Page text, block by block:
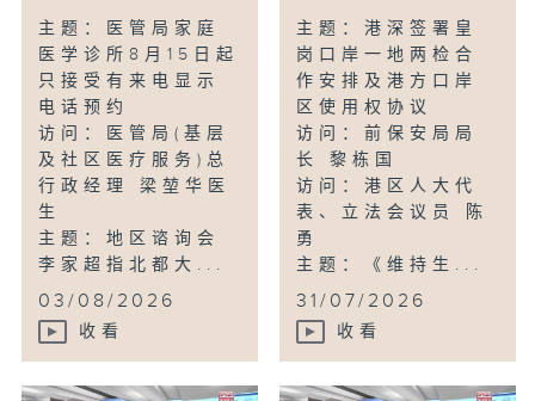
主题：医管局家庭
医学诊所8月15日起
只接受有来电显示
电话预约
访问：医管局(基层
及社区医疗服务)总
行政经理 梁堃华医
生
主题：地区谘询会
李家超指北都大...
03/08/2026
收看
主题：港深签署皇
岗口岸一地两检合
作安排及港方口岸
区使用权协议
访问：前保安局局
长 黎栋国
访问：港区人大代
表、立法会议员 陈
勇
主题：《维持生...
31/07/2026
收看